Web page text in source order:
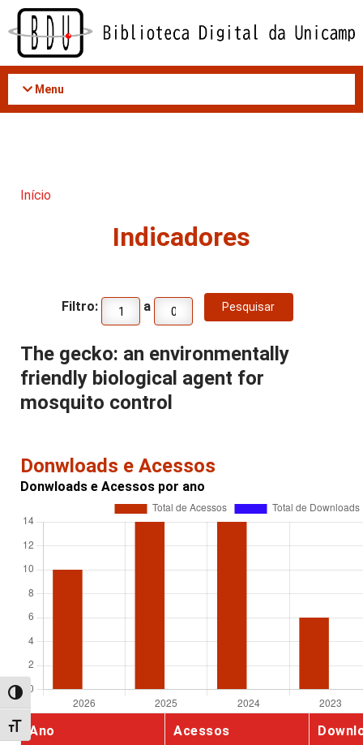
Acessar
conteúdo
Alternar alto contraste
Alternar tamanho da fonte
Menu
Início
Indicadores
Filtro: a
The gecko: an environmentally
friendly biological agent for
mosquito control
Donwloads e Acessos
Donwloads e Acessos por ano
Ano Acessos